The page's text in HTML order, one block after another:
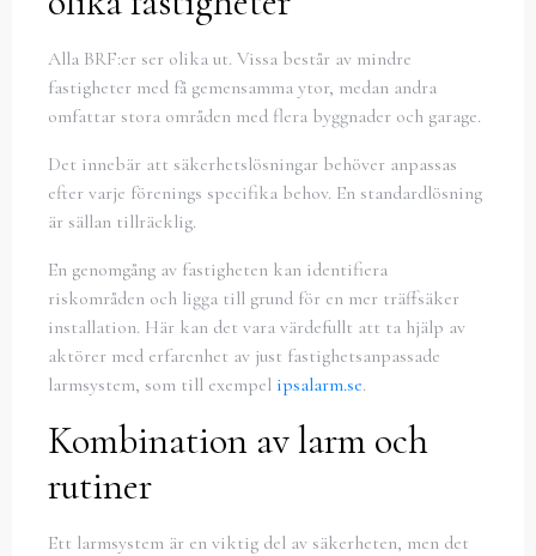
Alla BRF:er ser olika ut. Vissa består av mindre
fastigheter med få gemensamma ytor, medan andra
omfattar stora områden med flera byggnader och garage.
Det innebär att säkerhetslösningar behöver anpassas
efter varje förenings specifika behov. En standardlösning
är sällan tillräcklig.
En genomgång av fastigheten kan identifiera
riskområden och ligga till grund för en mer träffsäker
installation. Här kan det vara värdefullt att ta hjälp av
aktörer med erfarenhet av just fastighetsanpassade
larmsystem, som till exempel ipsalarm.se.
Kombination av larm och
rutiner
Ett larmsystem är en viktig del av säkerheten, men det